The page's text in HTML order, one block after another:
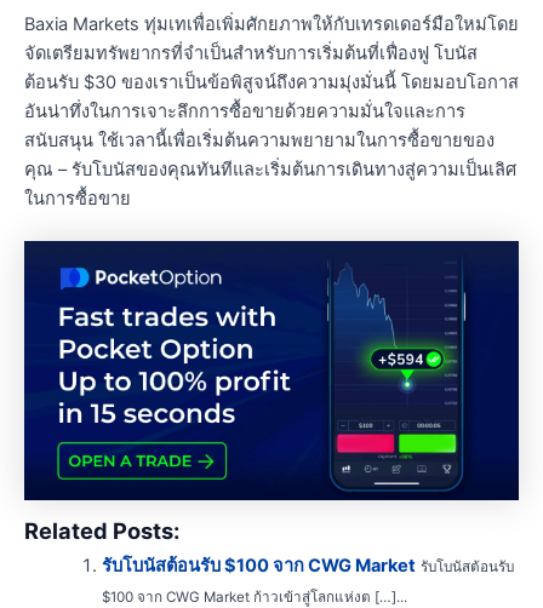
Baxia Markets ทุ่มเทเพื่อเพิ่มศักยภาพให้กับเทรดเดอร์มือใหม่โดย
จัดเตรียมทรัพยากรที่จำเป็นสำหรับการเริ่มต้นที่เฟื่องฟู โบนัส
ต้อนรับ $30 ของเราเป็นข้อพิสูจน์ถึงความมุ่งมั่นนี้ โดยมอบโอกาส
อันน่าทึ่งในการเจาะลึกการซื้อขายด้วยความมั่นใจและการ
สนับสนุน ใช้เวลานี้เพื่อเริ่มต้นความพยายามในการซื้อขายของ
คุณ – รับโบนัสของคุณทันทีและเริ่มต้นการเดินทางสู่ความเป็นเลิศ
ในการซื้อขาย
Related Posts:
รับโบนัสต้อนรับ $100 จาก CWG Market รับโบนัสต้อนรับ
$100 จาก CWG Market ก้าวเข้าสู่โลกแห่งต […]...